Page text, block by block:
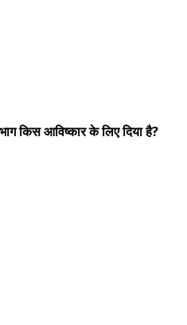
किस आविष्कार के लिए दिया है?